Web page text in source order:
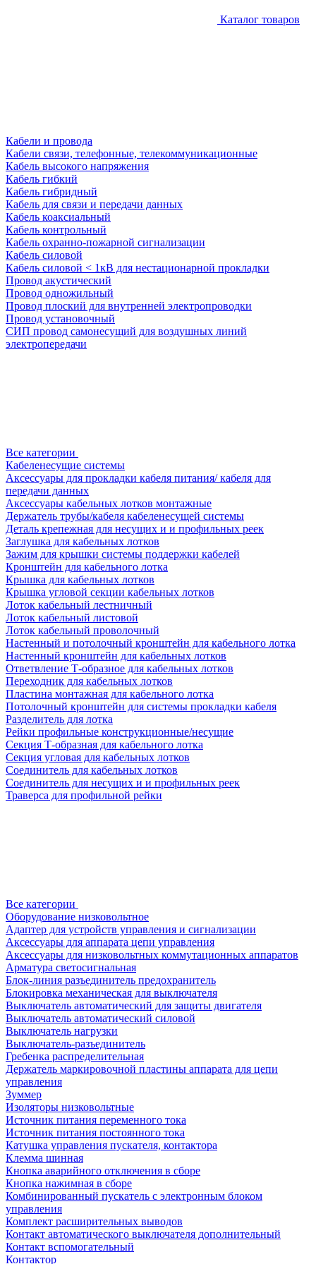
Каталог товаров
Кабели и провода
Кабели связи, телефонные, телекоммуникационные
Кабель высокого напряжения
Кабель гибкий
Кабель гибридный
Кабель для связи и передачи данных
Кабель коаксиальный
Кабель контрольный
Кабель охранно-пожарной сигнализации
Кабель силовой
Кабель силовой < 1кВ для нестационарной прокладки
Провод акустический
Провод одножильный
Провод плоский для внутренней электропроводки
Провод установочный
СИП провод самонесущий для воздушных линий
электропередачи
Все категории
Кабеленесущие системы
Аксессуары для прокладки кабеля питания/ кабеля для
передачи данных
Аксессуары кабельных лотков монтажные
Держатель трубы/кабеля кабеленесущей системы
Деталь крепежная для несущих и и профильных реек
Заглушка для кабельных лотков
Зажим для крышки системы поддержки кабелей
Кронштейн для кабельного лотка
Крышка для кабельных лотков
Крышка угловой секции кабельных лотков
Лоток кабельный лестничный
Лоток кабельный листовой
Лоток кабельный проволочный
Настенный и потолочный кронштейн для кабельного лотка
Настенный кронштейн для кабельных лотков
Ответвление Т-образное для кабельных лотков
Переходник для кабельных лотков
Пластина монтажная для кабельного лотка
Потолочный кронштейн для системы прокладки кабеля
Разделитель для лотка
Рейки профильные конструкционные/несущие
Секция Т-образная для кабельного лотка
Секция угловая для кабельных лотков
Соединитель для кабельных лотков
Соединитель для несущих и и профильных реек
Траверса для профильной рейки
Все категории
Оборудование низковольтное
Адаптер для устройств управления и сигнализации
Аксессуары для аппарата цепи управления
Аксессуары для низковольтных коммутационных аппаратов
Арматура светосигнальная
Блок-линия разъединитель предохранитель
Блокировка механическая для выключателя
Выключатель автоматический для защиты двигателя
Выключатель автоматический силовой
Выключатель нагрузки
Выключатель-разъединитель
Гребенка распределительная
Держатель маркировочной пластины аппарата для цепи
управления
Зуммер
Изоляторы низковольтные
Источник питания переменного тока
Источник питания постоянного тока
Катушка управления пускателя, контактора
Клемма шинная
Кнопка аварийного отключения в сборе
Кнопка нажимная в сборе
Комбинированный пускатель с электронным блоком
управления
Комплект расширительных выводов
Контакт автоматического выключателя дополнительный
Контакт вспомогательный
Контактор